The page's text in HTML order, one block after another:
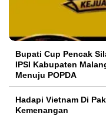
Bupati Cup Pencak
IPSI Kabupaten
Menuju POPDA
Hadapi Vietnam Di
Kemenangan